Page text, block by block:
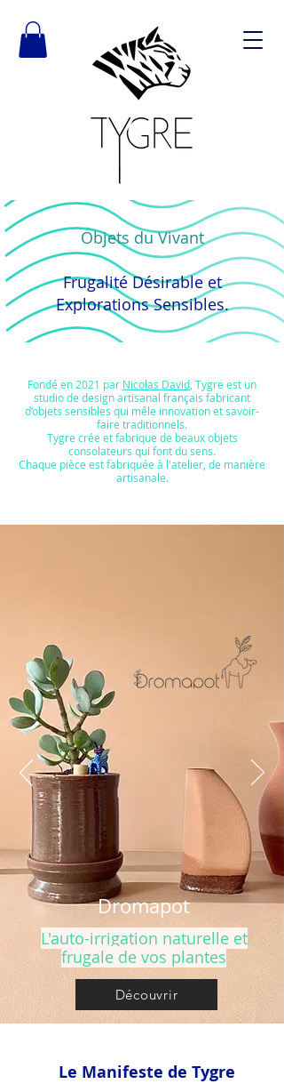
Objets du Vivant
Frugalité Désirable et
Explorations Sensibles.
Fondé en 2021 par Nicolas David , Tygre est un
studio de design artisanal français fabricant
d’objets sensibles qui mêle innovationet savoir-
faire traditionnels.
Tygre crée et fabrique de beaux objets
consolateurs qui font du sens.
Chaque pièce est fabriquée à l'atelier, de manière
artisanale.
Dromapot
L'auto-irrigation naturelle et
frugale de vos plantes
Découvrir
Le Manifeste de Tygre